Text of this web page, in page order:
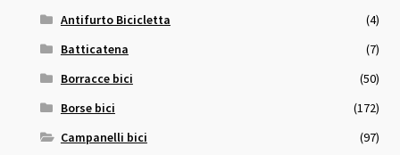
Antifurto Bicicletta
(4)
Batticatena
(7)
Borracce bici
(50)
Borse bici
(172)
Campanelli bici
(97)